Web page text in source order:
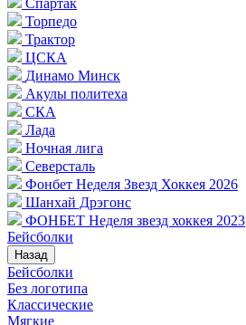
Спартак
Торпедо
Трактор
ЦСКА
Динамо Минск
Акулы политеха
СКА
Лада
Ночная лига
Северсталь
Фонбет Неделя Звезд Хоккея 2026
Шанхай Дрэгонс
ФОНБЕТ Неделя звезд хоккея 2023
Бейсболки
Назад
Бейсболки
Без логотипа
Классические
Мягкие